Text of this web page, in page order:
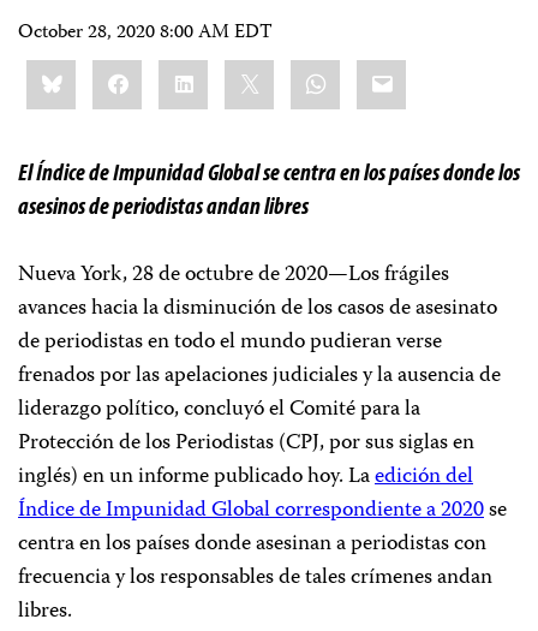
October 28, 2020 8:00 AM EDT
Share
this:BlueskyFacebookLinkedIn WhatsApp
Email
El Índice de Impunidad Global se centra en los países donde los
asesinos de periodistas andan libres
Nueva York, 28 de octubre de 2020—Los frágiles
avances hacia la disminución de los casos de asesinato
de periodistas en todo el mundo pudieran verse
frenados por las apelaciones judiciales y la ausencia de
liderazgo político, concluyó el Comité para la
Protección de los Periodistas (CPJ, por sus siglas en
inglés) en un informe publicado hoy. Laedición del
Índice de Impunidad Global correspondiente a 2020se
centra en los países donde asesinan a periodistas con
frecuencia y los responsables de tales crímenes andan
libres.